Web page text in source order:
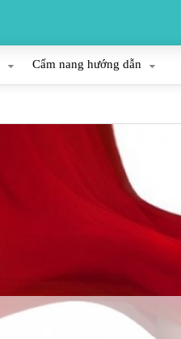
Cẩm nang hướng dẫn